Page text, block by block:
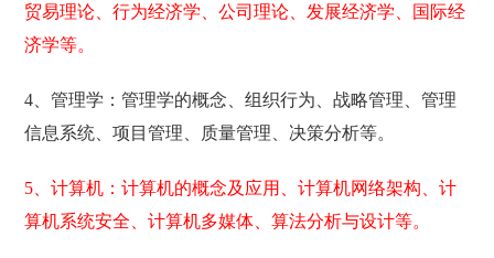
贸易理论、行为经济学、公司理论、发展经济学、国际经
济学等。
4、管理学：管理学的概念、组织行为、战略管理、管理
信息系统、项目管理、质量管理、决策分析等。
5、计算机：计算机的概念及应用、计算机网络架构、计
算机系统安全、计算机多媒体、算法分析与设计等。